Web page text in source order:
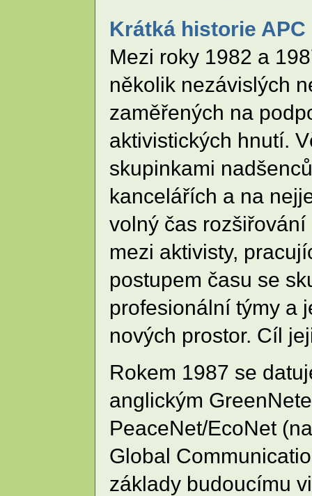
Krátká historie APC
Mezi roky 1982 a
několik nezávislých
zaměřených na
aktivistických hnutí.
skupinkami
kancelářích a na
volný čas
mezi aktivisty,
postupem času se
profesionální týmy a
nových prostor. Cíl
Rokem 1987 se
anglickým
PeaceNet/EcoNet
Global
základy budoucímu